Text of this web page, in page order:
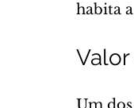
habita a